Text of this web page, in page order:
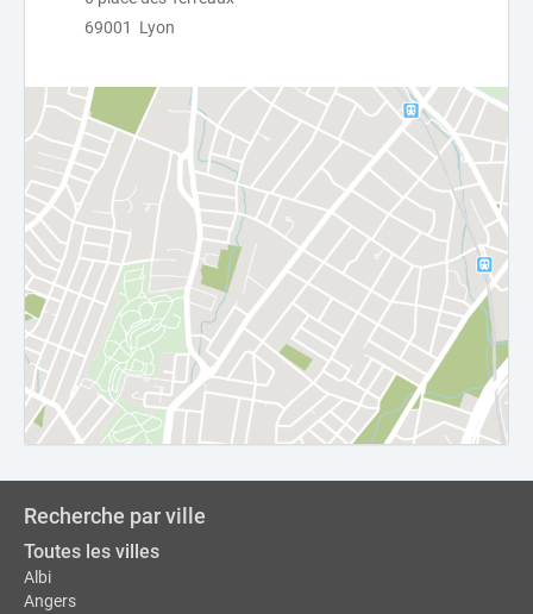
69001 Lyon
Recherche par ville
Toutes les villes
Albi
Angers